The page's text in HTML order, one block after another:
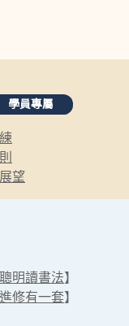
學員專屬
望
聰明讀書法】
進修有一套】